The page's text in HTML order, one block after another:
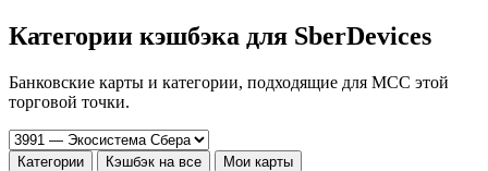
Категории кэшбэка для SberDevices
Банковские карты и категории, подходящие для MCC этой
торговой точки.
Категории Кэшбэк на все Мои карты